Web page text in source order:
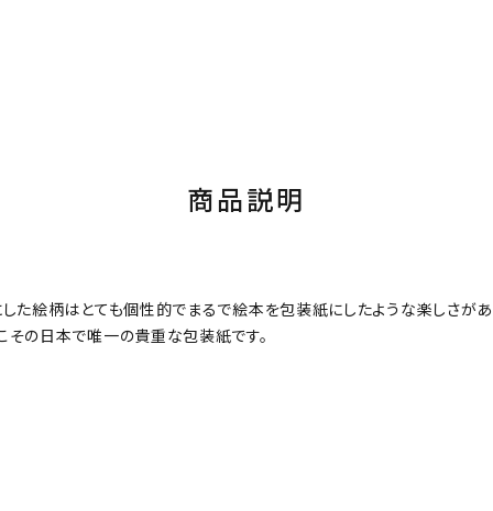
商品説明
た絵柄はとても個性的でまるで絵本を包装紙にしたような楽しさがあ
の日本で唯一の貴重な包装紙です。